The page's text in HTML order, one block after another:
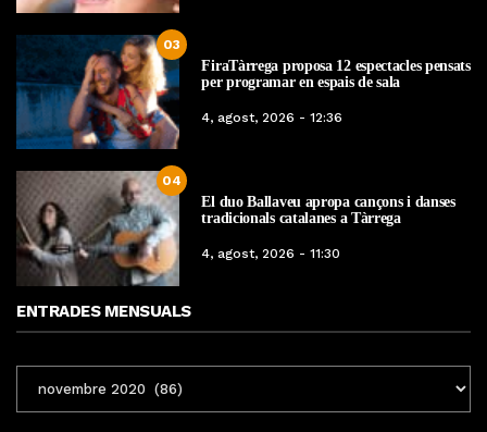
03
FiraTàrrega proposa 12 espectacles pensats
per programar en espais de sala
4, agost, 2026 - 12:36
04
El duo Ballaveu apropa cançons i danses
tradicionals catalanes a Tàrrega
4, agost, 2026 - 11:30
ENTRADES MENSUALS
MENSUALS